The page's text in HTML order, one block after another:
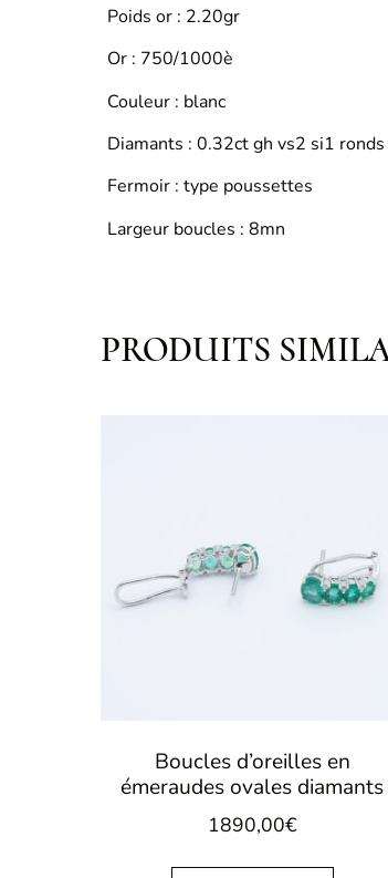
Poids or : 2.20gr
Or : 750/1000è
Couleur : blanc
Diamants : 0.32ct gh vs2 si1
Fermoir : type poussettes
Largeur boucles : 8mn
PRODUITS
Boucles d’oreilles en
émeraudes ovales diamants
1890,00€